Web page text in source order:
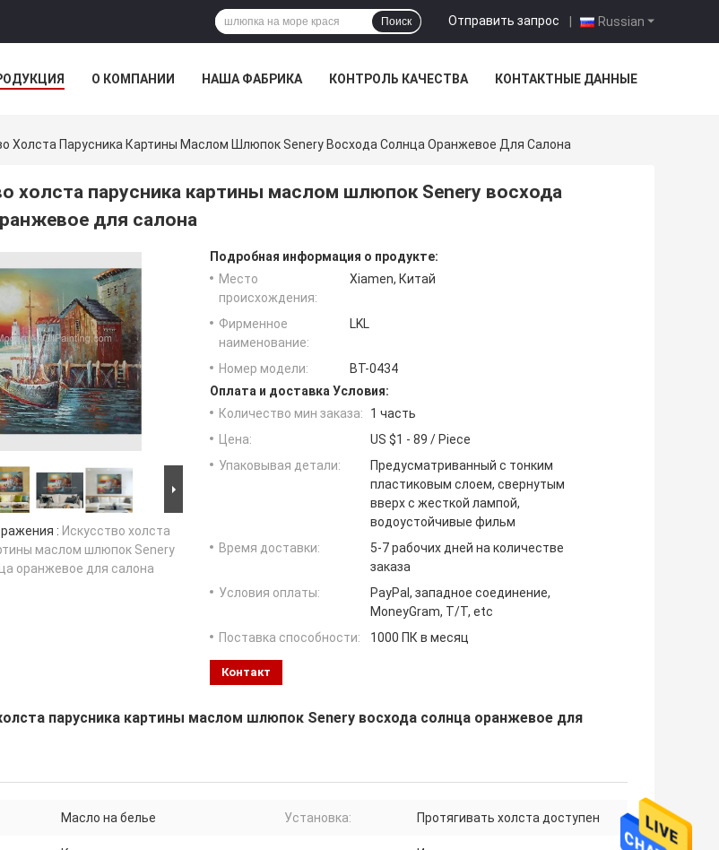
Russian
Отправить запрос |
Поиск
О КОМПАНИИ НАША ФАБРИКА КОНТРОЛЬ КАЧЕСТВА КОНТАКТНЫЕ ДАННЫЕ
Холста Парусника Картины Маслом Шлюпок Senery Восхода Солнца Оранжевое Для Салона
холста парусника картины маслом шлюпок Senery восхода
для салона
: Искусство холста
маслом шлюпок Senery
оранжевое для салона
Подробная информация о продукте:
Место
происхождения:
Xiamen, Китай
Фирменное
наименование:
LKL
Номер модели:
BT-0434
Оплата и доставка Условия:
Количество мин заказа:
1 часть
Цена:
US $1 - 89 / Piece
Упаковывая детали:
Предусматриванный с тонким
пластиковым слоем, свернутым
вверх с жесткой лампой,
водоустойчивые фильм
Время доставки:
5-7 рабочих дней на количестве
заказа
Условия оплаты:
PayPal, западное соединение,
MoneyGram, T/T, etc
Поставка способности:
1000 ПК в месяц
Контакт
парусника картины маслом шлюпок Senery восхода солнца оранжевое для
Масло на белье Установка: Протягивать холста доступен